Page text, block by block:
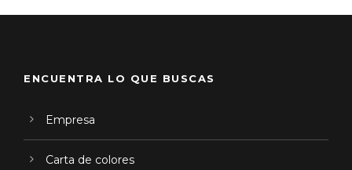
ENCUENTRA LO QUE BUSCAS
Empresa
Carta de colores